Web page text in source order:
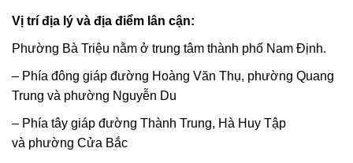
Vị trí địa lý và địa điểm lân cận:
Phường Bà Triệu nằm ở trung tâm thành phố Nam Định.
– Phía đông giáp đường Hoàng Văn Thụ, phường Quang
Trung và phường Nguyễn Du
– Phía tây giáp đường Thành Trung, Hà Huy Tập
và phường Cửa Bắc